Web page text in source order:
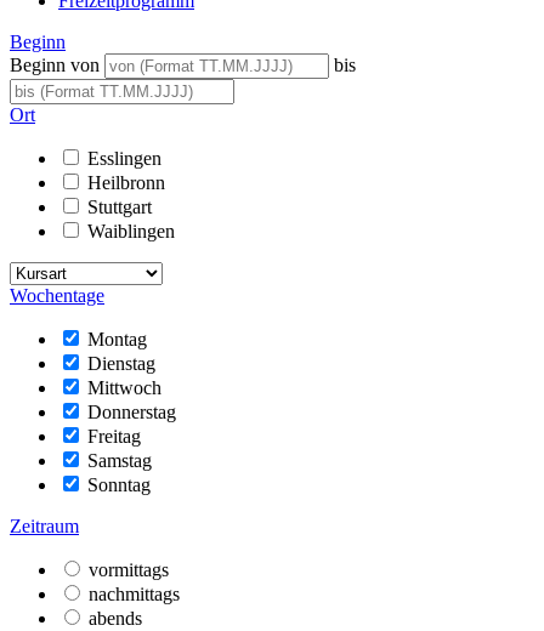
Beginn
Beginn von
bis
Ort
Esslingen
Heilbronn
Stuttgart
Waiblingen
Wochentage
Montag
Dienstag
Mittwoch
Donnerstag
Freitag
Samstag
Sonntag
Zeitraum
vormittags
nachmittags
abends